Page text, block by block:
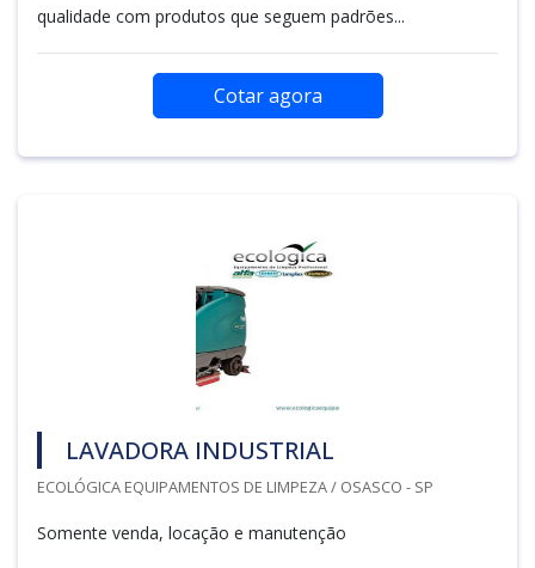
qualidade com produtos que seguem padrões...
Cotar agora
LAVADORA INDUSTRIAL
ECOLÓGICA EQUIPAMENTOS DE LIMPEZA / OSASCO - SP
Somente venda, locação e manutenção